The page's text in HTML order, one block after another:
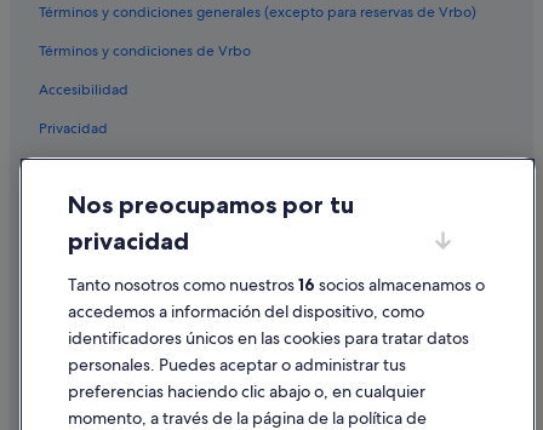
Términos y condiciones generales (excepto para reservas de Vrbo)
Términos y condiciones de Vrbo
Accesibilidad
Privacidad
Cookies
Condiciones de uso
Información legal/contacto
Pautas sobre el contenido y cómo denunciar contenido
Ayuda
Cancelar un vuelo
Nos preocupamos por tu
privacidad
Tanto nosotros como nuestros16 socios almacenamos o
accedemos a información del dispositivo, como
identificadores únicos en las cookies para tratar datos
personales. Puedes aceptar o administrar tus
preferencias haciendo clic abajo o, en cualquier
momento, a través de la página de la política de